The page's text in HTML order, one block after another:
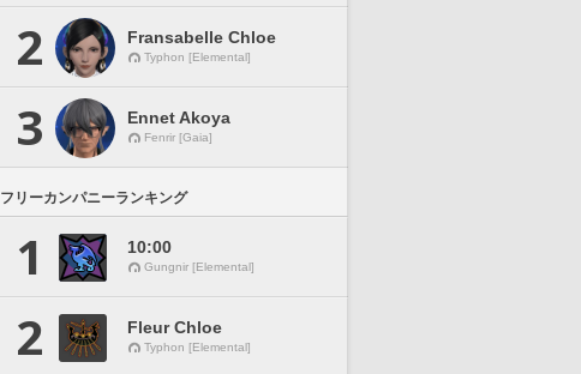
2 Fransabelle Chloe
Typhon [Elemental]
3 Ennet Akoya
Fenrir [Gaia]
フリーカンパニーランキング
1 10:00
Gungnir [Elemental]
2 Fleur Chloe
Typhon [Elemental]